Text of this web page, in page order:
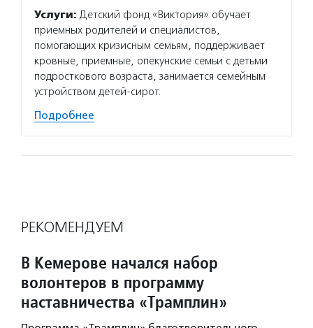
Услуги: Детский фонд «Виктория» обучает
приемных родителей и специалистов,
помогающих кризисным семьям, поддерживает
кровные, приемные, опекунские семьи с детьми
подросткового возраста, занимается семейным
устройством детей-сирот.
Подробнее
РЕКОМЕНДУЕМ
В Кемерове начался набор
волонтеров в программу
наставничества «Трамплин»